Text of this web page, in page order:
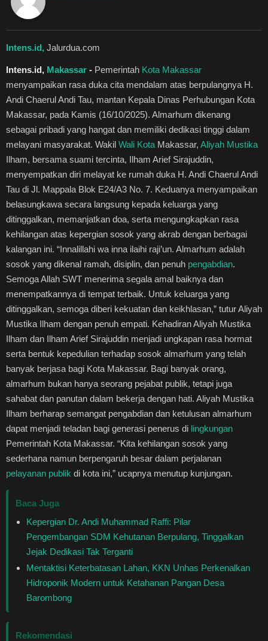
Ekonomi Bisnis
Healthstyle
Essai
Kuliner
Cerpen
Kolom
Puisi
Religi
Travel
Environmental
Intens.id, Jalurdua.com
Intens.id, Makassar - Pemerintah Kota Makassar
menyampaikan rasa duka cita mendalam atas berpulangnya H.
Andi Chaerul Andi Tau, mantan Kepala Dinas Perhubungan Kota
Makassar, pada Kamis (16/10/2025). Almarhum dikenang
sebagai pribadi yang hangat dan memiliki dedikasi tinggi dalam
melayani masyarakat. Wakil Wali Kota Makassar, Aliyah Mustika
Ilham, bersama suami tercinta, Ilham Arief Sirajuddin,
menyempatkan diri melayat ke rumah duka H. Andi Chaerul Andi
Tau di Jl. Mappala Blok E24/A3 No. 7. Keduanya menyampaikan
belasungkawa secara langsung kepada keluarga yang
ditinggalkan, memanjatkan doa, serta mengungkapkan rasa
kehilangan atas kepergian sosok yang akrab dengan berbagai
kalangan ini. “Innalillahi wa inna ilaihi raji’un. Almarhum adalah
sosok yang dikenal ramah, disiplin, dan penuh pengabdian.
Semoga Allah SWT menerima segala amal baiknya dan
menempatkannya di tempat terbaik. Untuk keluarga yang
ditinggalkan, semoga diberi kekuatan dan keikhlasan,” tutur Aliyah
Mustika Ilham dengan penuh empati. Kehadiran Aliyah Mustika
Ilham dan Ilham Arief Sirajuddin menjadi ungkapan rasa hormat
serta bentuk kepedulian terhadap sosok almarhum yang telah
banyak berjasa bagi Kota Makassar. Bagi banyak orang,
almarhum bukan hanya seorang pejabat publik, tetapi juga
sahabat dan panutan dalam bekerja dengan hati. Aliyah Mustika
Ilham berharap semangat pengabdian dan ketulusan almarhum
dapat menjadi teladan bagi generasi penerus di lingkungan
Pemerintah Kota Makassar. “Kita kehilangan sosok yang
sederhana namun berpengaruh besar dalam perjalanan
pelayanan publik di kota ini,” ucapnya menutup kunjungan.
Baca Juga
Kepergian Dr. Andi Muhammad Raffi: Pilar
Pengembangan SDM Kehutanan Berpulang, Tinggalkan
Jejak Dedikasi Tak Terganti
Mentaktisi Keterbatasan Lahan, KKN Unhas Perkenalkan
Hidroponik Modern untuk Ketahanan Pangan Desa
Barombong
Rekomendasi